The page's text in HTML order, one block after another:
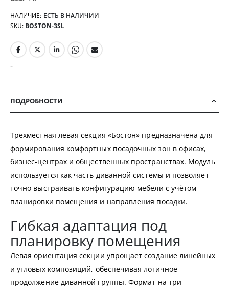
НАЛИЧИЕ: ЕСТЬ В НАЛИЧИИ
SKU BOSTON-3SL
-
ПОДРОБНОСТИ
Трехместная левая секция «Бостон» предназначена для
формирования комфортных посадочных зон в офисах,
бизнес-центрах и общественных пространствах. Модуль
используется как часть диванной системы и позволяет
точно выстраивать конфигурацию мебели с учётом
планировки помещения и направления посадки.
Гибкая адаптация под
планировку помещения
Левая ориентация секции упрощает создание линейных
и угловых композиций, обеспечивая логичное
продолжение диванной группы. Формат на три